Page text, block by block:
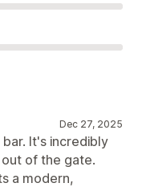
Dec 27, 2025
It's incredibly
of the gate.
a modern,